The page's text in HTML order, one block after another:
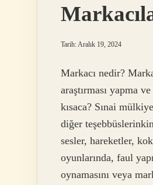
Tarih: Aralık 19, 2024
Markacı nedir?
araştırması yapma
kısaca? Sınai
diğer
sesler, hareketler,
oyunlarında, faul
oynamasını veya